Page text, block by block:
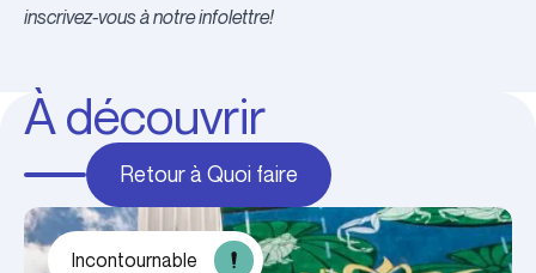
inscrivez-vous à notre infolettre!
À découvrir
Retour à Quoi faire
Incontournable